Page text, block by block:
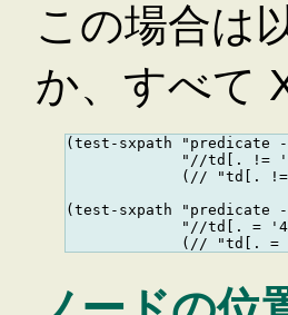
この場合は
か、すべて
(test-sxpath "predicate
"//td[. !=
(// "td[.
(test-sxpath "predicate
"//td[. =